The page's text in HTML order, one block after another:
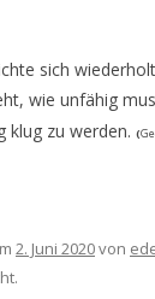
sich
wie unfähig
klug zu werden. (
2. Juni 2020von